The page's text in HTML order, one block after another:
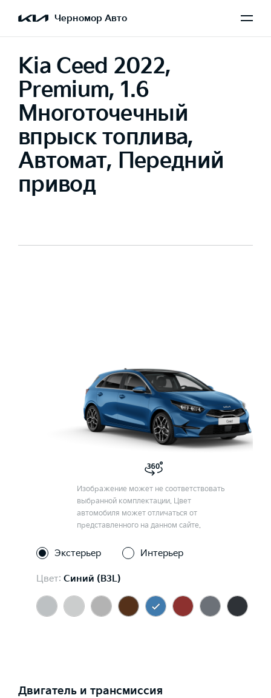
Черномор Авто
Kia Ceed 2022,
Premium, 1.6
Многоточечный
впрыск топлива,
Автомат, Передний
привод
Изображение может не соответствовать
выбранной комплектации. Цвет
автомобиля может отличаться от
представленного на данном сайте.
Экстерьер Интерьер
Цвет: Синий (B3L)
Двигатель и трансмиссия